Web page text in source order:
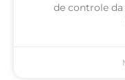
de controle da